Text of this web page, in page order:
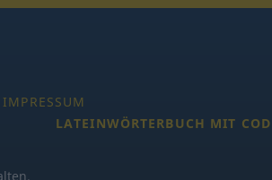
IMPRESSUM
LATEINWÖRTERBUCH MIT